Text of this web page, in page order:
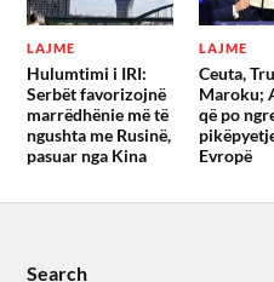
LAJME
Hulumtimi i IRI:
Serbët favorizojnë
marrëdhënie më të
ngushta me Rusinë,
pasuar nga Kina
LAJME
Ceuta,
Maroku;
që po
Evropë
Search